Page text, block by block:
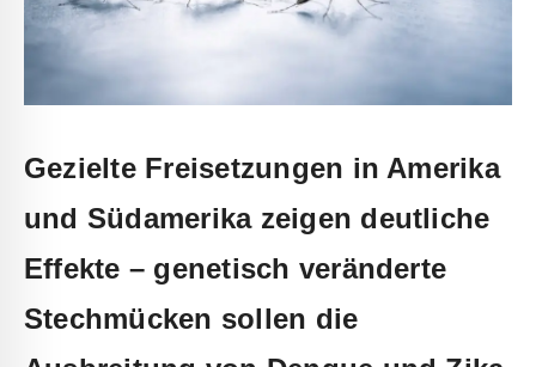
Gezielte Freisetzungen in Amerika
und Südamerika zeigen deutliche
Effekte – genetisch veränderte
Stechmücken sollen die